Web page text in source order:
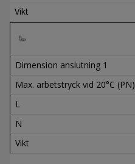
Vikt
Dimension anslutning 1
Max. arbetstryck vid 20°C (PN)
L
N
Vikt